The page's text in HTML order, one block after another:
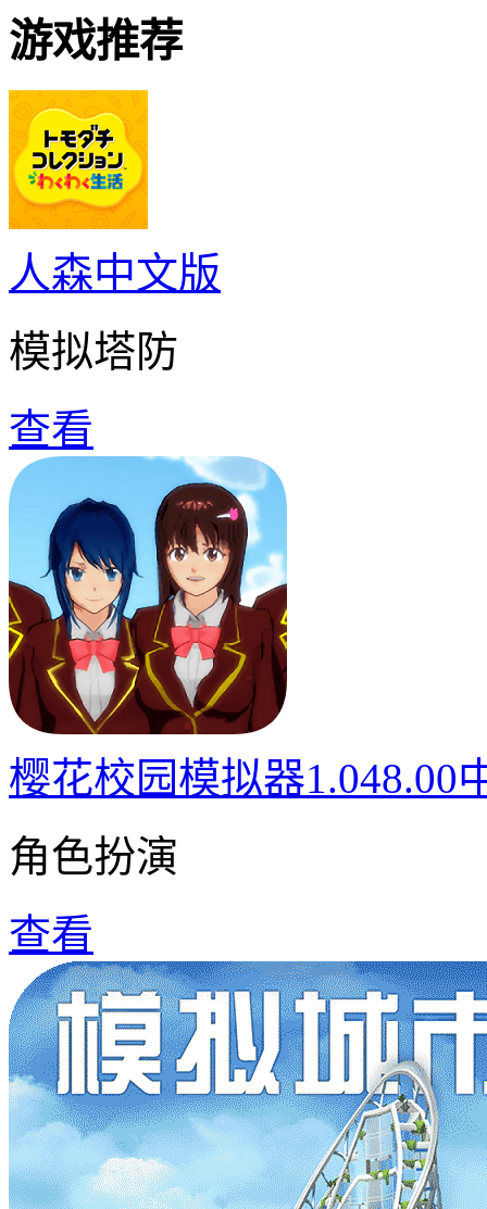
游戏推荐
人森中文版
模拟塔防
查看
樱花校园模拟器1.048.00
角色扮演
查看